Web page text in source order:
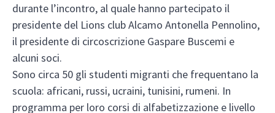
durante l’incontro, al quale hanno partecipato il
presidente del Lions club Alcamo Antonella Pennolino,
il presidente di circoscrizione Gaspare Buscemi e
alcuni soci.
Sono circa 50 gli studenti migranti che frequentano la
scuola: africani, russi, ucraini, tunisini, rumeni. In
programma per loro corsi di alfabetizzazione e livello